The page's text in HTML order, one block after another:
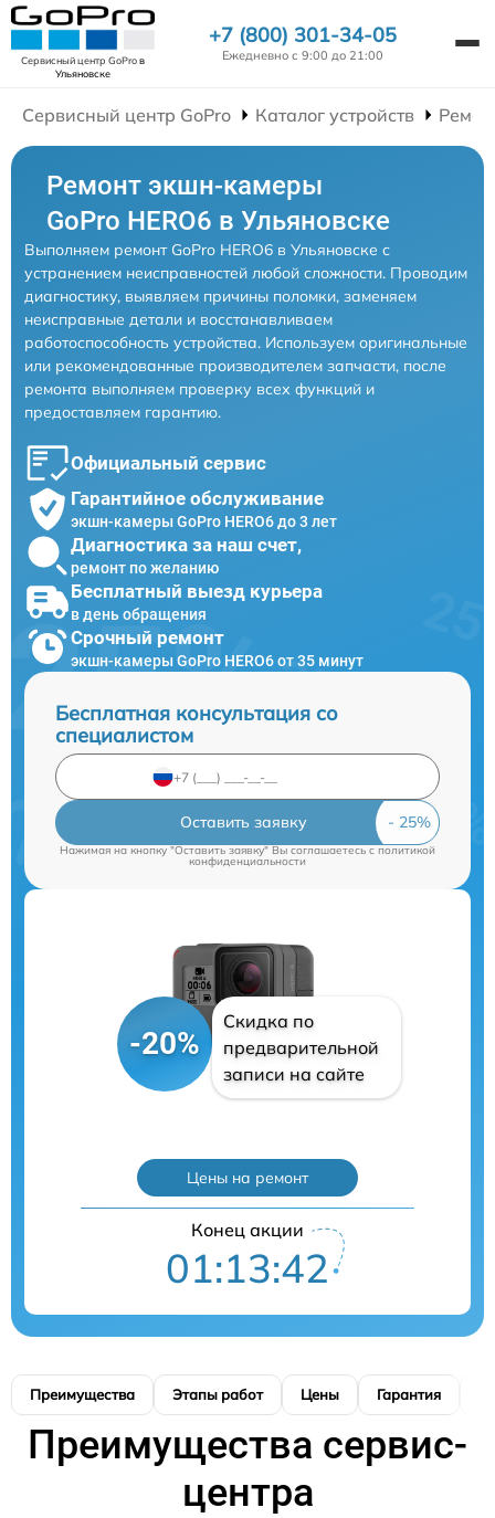
Сервисный центр GoProв
Ульяновске
+7 (800) 301-34-05
Ежедневно с 9:00 до 21:00
Сервисный центр GoPro Каталог устройств
Ремонт экшн-камеры
GoPro HERO6 в Ульяновске
Выполняем ремонт GoPro HERO6 в Ульяновске с
устранением неисправностей любой сложности. Проводим
диагностику, выявляем причины поломки, заменяем
неисправные детали и восстанавливаем
работоспособность устройства. Используем оригинальные
или рекомендованные производителем запчасти, после
ремонта выполняем проверку всех функций и
предоставляем гарантию.
Официальный сервис
Гарантийное обслуживание
экшн-камеры GoPro HERO6 до 3 лет
Диагностика за наш счет,
ремонт по желанию
Бесплатный выезд курьера
в день обращения
Срочный ремонт
экшн-камеры GoPro HERO6 от 35 минут
Бесплатная консультация со
специалистом
Оставить заявку
Нажимая на кнопку "Оставить заявку" Вы соглашаетесь c политикой
конфиденциальности
-20%
Скидка по
предварительной
записи на сайте
Цены на ремонт
Конец акции
01:13:41
Преимущества Этапы работ Цены Гарантия
Преимущества сервис-
центра